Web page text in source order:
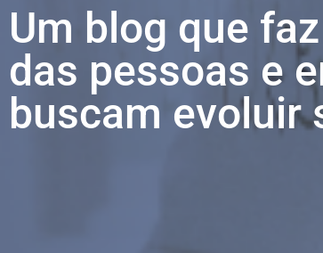
Um blog que
das pessoas e
buscam evoluir